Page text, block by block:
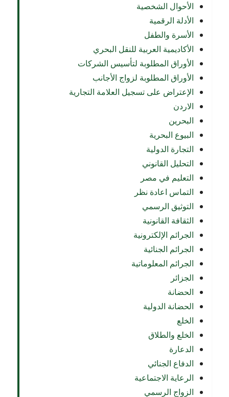
الأحوال الشخصية
الأدلة الرقمية
الأسرة والطفل
الأكاديمية العربية للنقل البحري
الأوراق المطلوبة لتأسيس الشركات
الأوراق المطلوبة لزواج الأجانب
الإعتراض على تسجيل العلامة التجارية
الاردن
البحرين
البيوع البحرية
التجارة الدولية
التحليل القانوني
التعليم في مصر
التماس اعادة نظر
التوثيق الرسمي
الثقافة القانونية
الجرائم الإلكترونية
الجرائم الجنائية
الجرائم المعلوماتية
الجزائر
الحضانة
الحضانة الدولية
الخلع
الخلع والطلاق
الدعارة
الدفاع الجنائي
الرعاية الاجتماعية
الزواج الرسمي